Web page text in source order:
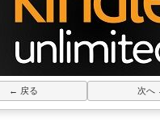
← 戻る 次へ